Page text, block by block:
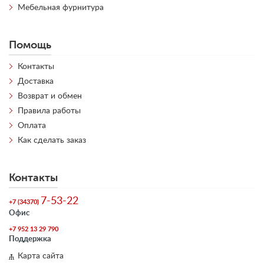
Мебельная фурнитура
Помощь
Контакты
Доставка
Возврат и обмен
Правила работы
Оплата
Как сделать заказ
Контакты
+7 (34370) 7-53-22
Офис
+7 952 13 29 790
Поддержка
Карта сайта